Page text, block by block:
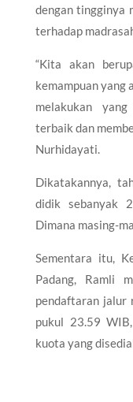
dengan tingginya
terhadap
“Kita akan
kemampuan yang
melakukan
terbaik dan
Nurhidayati.
Dikatakannya,
didik sebanyak
Dimana masing-
Sementara itu,
Padang, Ramli
pendaftaran
pukul 23.59
kuota yang